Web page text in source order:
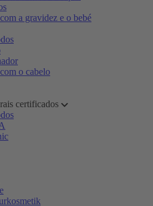
a gravidez e o bebé
o cabelo
certificados